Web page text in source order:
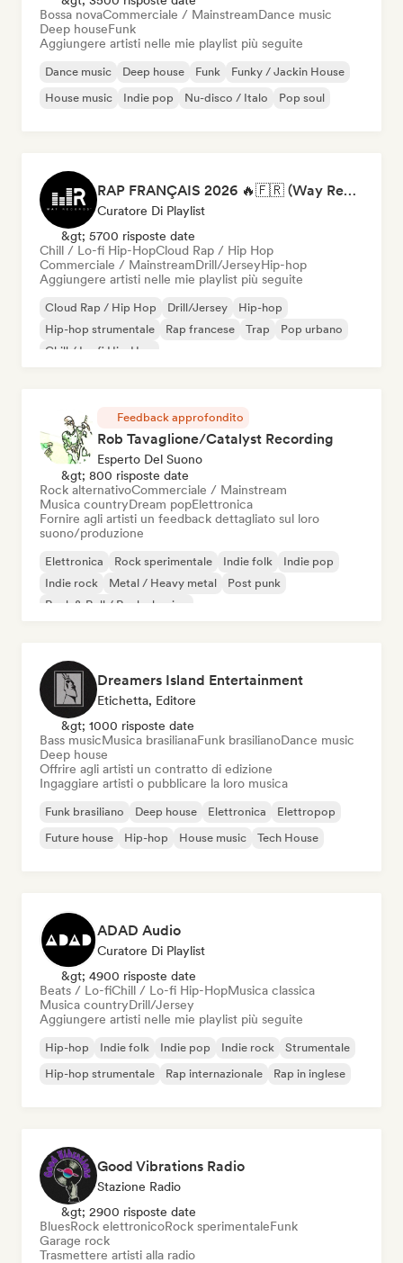
Bossa novaCommerciale / MainstreamDance music
Deep houseFunk
Aggiungere artisti nelle mie playlist più seguite
Dance music Deep house Funk
Funky / Jackin House
House music
Indie pop Nu-disco / Italo Pop soul
RAP FRANÇAIS 2026 🔥🇫🇷 (Way Records)
Curatore Di Playlist
&gt; 5700 risposte date
Chill / Lo-fi Hip-HopCloud Rap / Hip Hop
Commerciale / MainstreamDrill/JerseyHip-hop
Aggiungere artisti nelle mie playlist più seguite
Cloud Rap / Hip Hop Drill/Jersey
Hip-hop
Hip-hop strumentale
Rap francese Trap
Pop urbano
Chill / Lo-fi Hip-Hop
Feedback approfondito
Rob Tavaglione/Catalyst Recording
Esperto Del Suono
&gt; 800 risposte date
Rock alternativoCommerciale / Mainstream
Musica countryDream popElettronica
Fornire agli artisti un feedback dettagliato sul loro
suono/produzione
Elettronica Rock sperimentale Indie folk
Indie pop
Indie rock
Metal / Heavy metal
Post punk
Rock & Roll / Rock classico
Dreamers Island Entertainment
Etichetta, Editore
&gt; 1000 risposte date
Bass musicMusica brasilianaFunk brasilianoDance music
Deep house
Offrire agli artisti un contratto di edizione
Ingaggiare artisti o pubblicare la loro musica
Funk brasiliano Deep house Elettronica
Elettropop
Future house
Hip-hop House music Tech House
ADAD Audio
Curatore Di Playlist
&gt; 4900 risposte date
Beats / Lo-fiChill / Lo-fi Hip-HopMusica classica
Musica countryDrill/Jersey
Aggiungere artisti nelle mie playlist più seguite
Hip-hop Indie folk Indie pop Indie rock
Strumentale
Hip-hop strumentale
Rap internazionale Rap in inglese
Good Vibrations Radio
Stazione Radio
&gt; 2900 risposte date
BluesRock elettronicoRock sperimentaleFunk
Garage rock
Trasmettere artisti alla radio